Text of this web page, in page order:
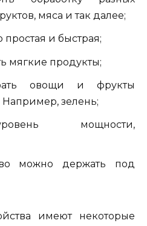
мяса и так далее;
простая и быстрая;
мягкие продукты;
овощи и фрукты
зелень;
мощности,
можно держать под
имеют некоторые